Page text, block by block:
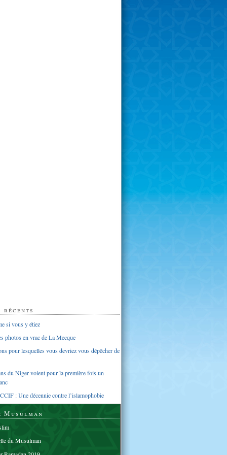
si vous y étiez
photos en vrac de La Mecque
pour lesquelles vous devriez vous dépêcher de
du Niger voient pour la première fois un
: Une décennie contre l’islamophobie
Musulman
du Musulman